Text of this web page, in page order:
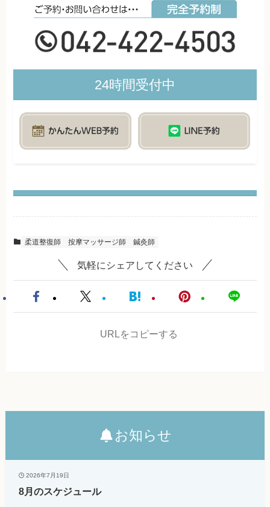
24時間受付中
柔道整復師 按摩マッサージ師 鍼灸師
気軽にシェアしてください
URLをコピーする
お知らせ
2026年7月19日
8月のスケジュール